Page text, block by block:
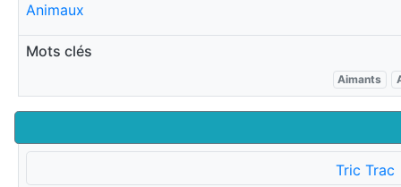
Animaux
Mots clés
Aimants
Tric Trac